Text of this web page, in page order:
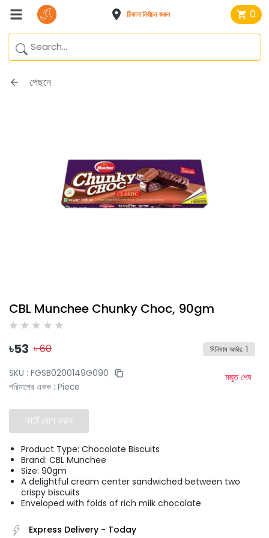
ঠিকানা নির্বাচন করুন 0
পেছনে
CBL Munchee Chunky Choc, 90gm
৳53 ৳60 মিনিমাম অর্ডার: 1
SKU : FGSB0200149G090
পরিমাপের একক : Piece
মজুত শেষ
কার্টে যোগ করুন
Product Type: Chocolate Biscuits
Brand: CBL Munchee
Size: 90gm
A delightful cream center sandwiched between two
crispy biscuits
Enveloped with folds of rich milk chocolate
Express Delivery - Today